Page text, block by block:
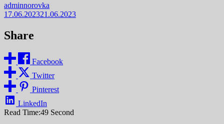
adminnorovka
17.06.202321.06.2023
Share
Facebook
Twitter
Pinterest
LinkedIn
Read Time:49 Second